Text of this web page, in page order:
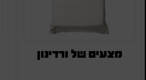
מצעים של ורדינון